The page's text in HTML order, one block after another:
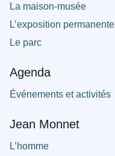
La maison-musée
L’exposition permanente
Le parc
Agenda
Événements et activités
Jean Monnet
L’homme